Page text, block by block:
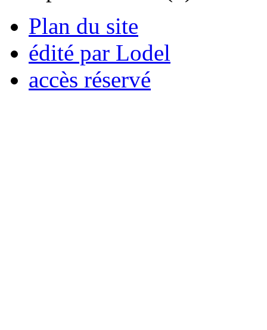
Plan du site
édité par Lodel
accès réservé